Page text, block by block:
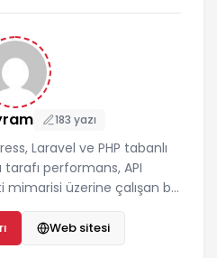
183 yazı
Laravel ve PHP tabanlı
performans, API
üzerine çalışan bir
hosting,
SEO ve yapay zekâ API
gerçek proje
Web sitesi